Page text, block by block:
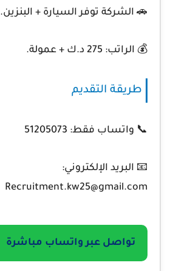
🚗 الشركة توفر السيارة + البنزين.
💰 الراتب:
طريقة التقديم
📞 واتساب فقط: 51205073
📧 البريد الإلكتروني:
Recruitment.kw25@gmail.com
تواصل عبر واتساب مباشرة